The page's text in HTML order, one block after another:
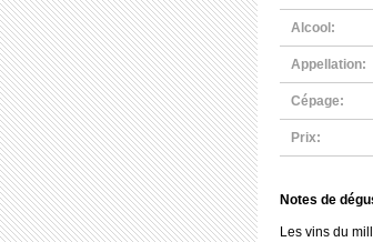
Alcool:
Appellation:
Cépage:
Prix:
Notes de
Les vins du